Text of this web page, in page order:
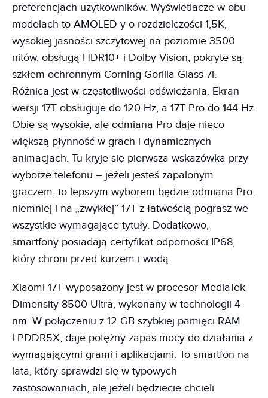
preferencjach użytkowników. Wyświetlacze w obu
modelach to AMOLED-y o rozdzielczości 1,5K,
wysokiej jasności szczytowej na poziomie 3500
nitów, obsługą HDR10+ i Dolby Vision, pokryte są
szkłem ochronnym Corning Gorilla Glass 7i.
Różnica jest w częstotliwości odświeżania. Ekran
wersji 17T obsługuje do 120 Hz, a 17T Pro do 144 Hz.
Obie są wysokie, ale odmiana Pro daje nieco
większą płynność w grach i dynamicznych
animacjach. Tu kryje się pierwsza wskazówka przy
wyborze telefonu – jeżeli jesteś zapalonym
graczem, to lepszym wyborem będzie odmiana Pro,
niemniej i na „zwykłej” 17T z łatwością pograsz we
wszystkie wymagające tytuły. Dodatkowo,
smartfony posiadają certyfikat odporności IP68,
który chroni przed kurzem i wodą.
Xiaomi 17T wyposażony jest w procesor MediaTek
Dimensity 8500 Ultra, wykonany w technologii 4
nm. W połączeniu z 12 GB szybkiej pamięci RAM
LPDDR5X, daje potężny zapas mocy do działania z
wymagającymi grami i aplikacjami. To smartfon na
lata, który sprawdzi się w typowych
zastosowaniach, ale jeżeli będziecie chcieli